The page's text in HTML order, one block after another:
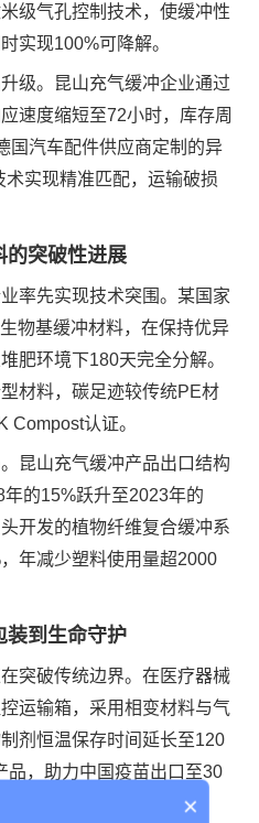
级气孔控制技术，使缓冲性
实现100%可降解。
级。昆山充气缓冲企业通过
速度缩短至72小时，库存周
国汽车配件供应商定制的异
实现精准匹配，运输破损
的突破性进展
率先实现技术突围。某国家
物基缓冲材料，在保持优异
肥环境下180天完全分解。
材料，碳足迹较传统PE材
Compost认证。
昆山充气缓冲产品出口结构
的15%跃升至2023年的
开发的植物纤维复合缓冲系
年减少塑料使用量超2000
装到生命守护
突破传统边界。在医疗器械
运输箱，采用相变材料与气
剂恒温保存时间延长至120
品，助力中国疫苗出口至30
×